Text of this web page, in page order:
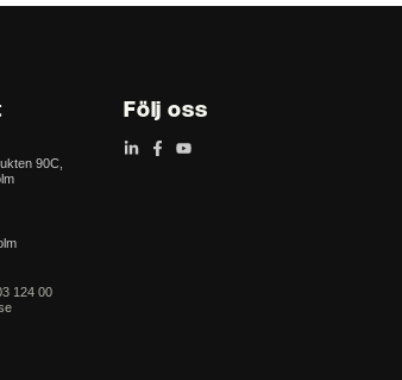
90C,
124 00
Följ oss